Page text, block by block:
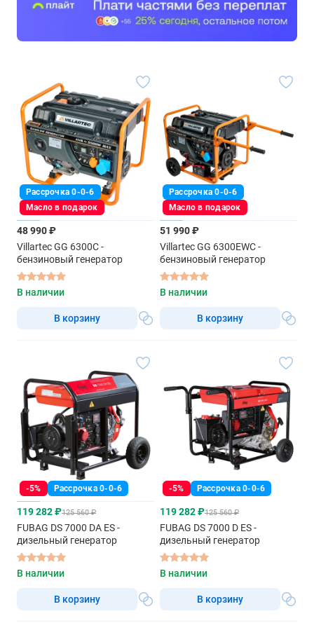
Рассрочка 0-0-6
Масло в подарок
48 990 ₽
Villartec GG 6300C -
бензиновый генератор
В наличии
В корзину
Рассрочка 0-0-6
Масло в подарок
51 990 ₽
Villartec GG 6300EWC -
бензиновый генератор
В наличии
В корзину
-5% Рассрочка 0-0-6
119 282 ₽125 560 ₽
FUBAG DS 7000 DA ES -
дизельный генератор
В наличии
В корзину
-5% Рассрочка 0-0-6
119 282 ₽125 560 ₽
FUBAG DS 7000 D ES -
дизельный генератор
В наличии
В корзину